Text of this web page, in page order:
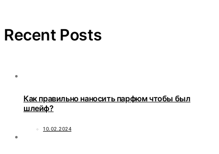
Recent Posts
Как правильно наносить парфюм чтобы был
шлейф?
10.02.2024